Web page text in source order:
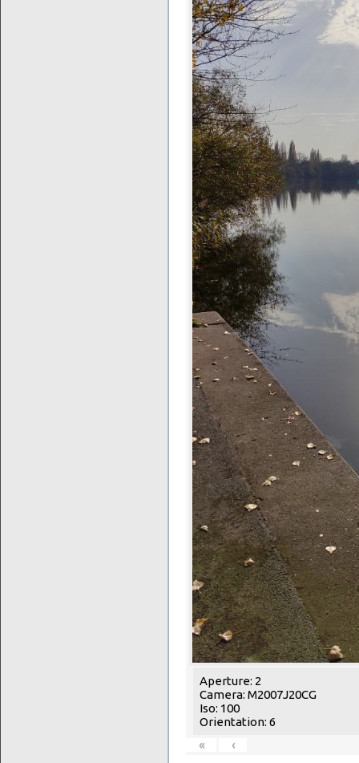
Aperture: 2
Camera: M2007J20CG
Iso: 100
Orientation: 6
«
‹